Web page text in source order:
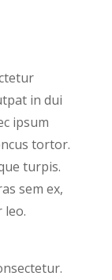
in dui
ipsum
tortor.
turpis.
sem ex,
leo.